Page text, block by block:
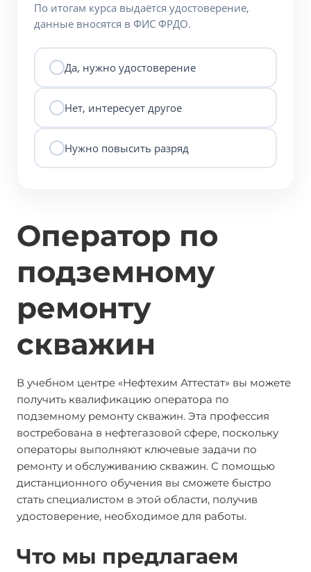
По итогам курса выдаётся удостоверение,
данные вносятся в ФИС ФРДО.
Да, нужно удостоверение
Нет, интересует другое
Нужно повысить разряд
Оператор по
подземному
ремонту
скважин
В учебном центре «Нефтехим Аттестат» вы можете
получить квалификацию оператора по
подземному ремонту скважин. Эта профессия
востребована в нефтегазовой сфере, поскольку
операторы выполняют ключевые задачи по
ремонту и обслуживанию скважин. С помощью
дистанционного обучения вы сможете быстро
стать специалистом в этой области, получив
удостоверение, необходимое для работы.
Что мы предлагаем